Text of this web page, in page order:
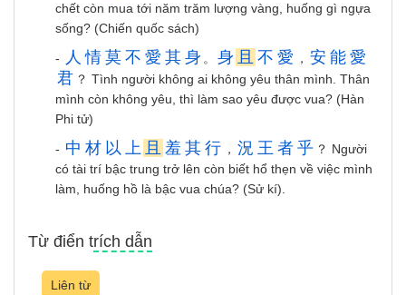
chết còn mua tới năm trăm lượng vàng, huống gì ngựa
sống? (Chiến quốc sách)
- 人 情 莫 不 愛 其 身 。 身 且 不 愛 ， 安 能 愛
君 ？ Tình người không ai không yêu thân mình. Thân
mình còn không yêu, thì làm sao yêu được vua? (Hàn
Phi tử)
- 中 材 以 上 且 羞 其 行 ， 況 王 者 乎 ？ Người
có tài trí bậc trung trở lên còn biết hổ thẹn về việc mình
làm, huống hồ là bậc vua chúa? (Sử kí).
Từ điển trích dẫn
Liên từ